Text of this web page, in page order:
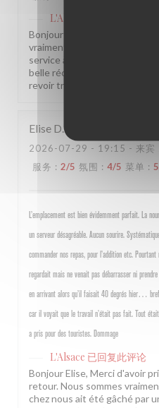
L'Alsace
Bonjour Evgenii, Merci pour
vraiment plaisir ! Savoir que
service à l'assiette en
belle récompense pour notre
revoir très vite parmi nous !
Elise D
2026-07-29 - 19:15 - 来宾
服务 : 2/5 氛围 : 4/5 菜单 : 5
L’emplacement est bien évidemment parfait. La
un serveur désagréable. Aucun sourire.
commander nos repas, pour l’addition etc.
regardait mais ne venait pas débarrasser ni
en arrivant alors qu’il faisait 40 degrés hier…
car il voyait que le travail n’était pas fait. Tout
a pris pour des touristes. Dommage
L'Alsace 已回复此评论
Bonjour Elise, Merci d'avoir
retour. Nous sommes
chez nous ait été gâché par